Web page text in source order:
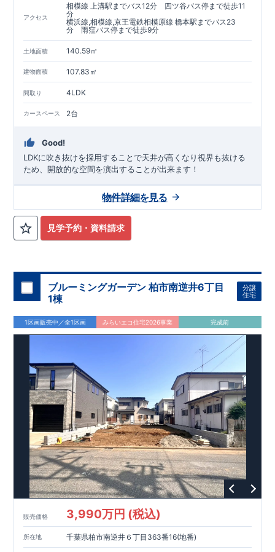
アクセス
相模線 上溝駅までバス12分 四ツ谷バス停まで徒歩11
分
横浜線,相模線,京王電鉄相模原線 橋本駅までバス23
分 雨窪バス停まで徒歩9分
土地面積 140.59㎡
建物面積 107.83㎡
間取り 4LDK
カースペース 2台
Good!
LDKに吹き抜けを採用することで天井が高くなり視界も抜ける
ため、開放的な空間を演出することが出来ます！
見学予約・資料請求
物件詳細を見る
ブルーミングガーデン 柏市南逆井6丁目
1棟
分譲
住宅
1区画販売中／全1区画 みらいエコ住宅2026事業 完成前
販売価格 3,990万円 (税込)
所在地 千葉県柏市南逆井６丁目363番16(地番)